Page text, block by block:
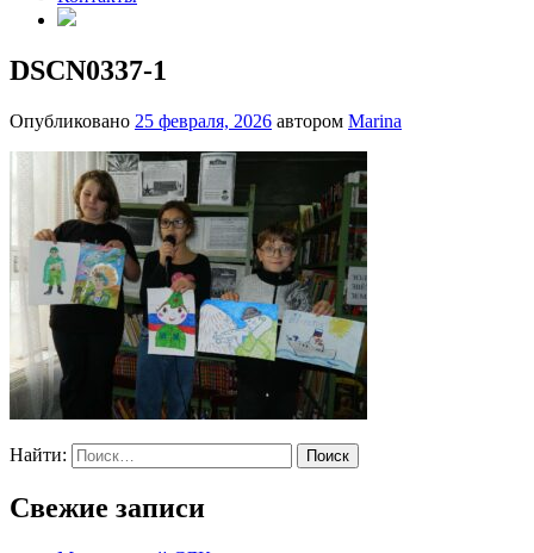
DSCN0337-1
Опубликовано 25 февраля, 2026 автором Marina
Найти:
Свежие записи